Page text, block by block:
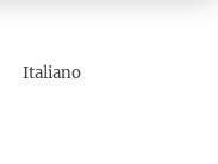
italiano